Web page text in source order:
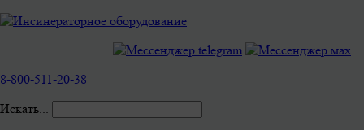
8-800-511-20-38
Искать...